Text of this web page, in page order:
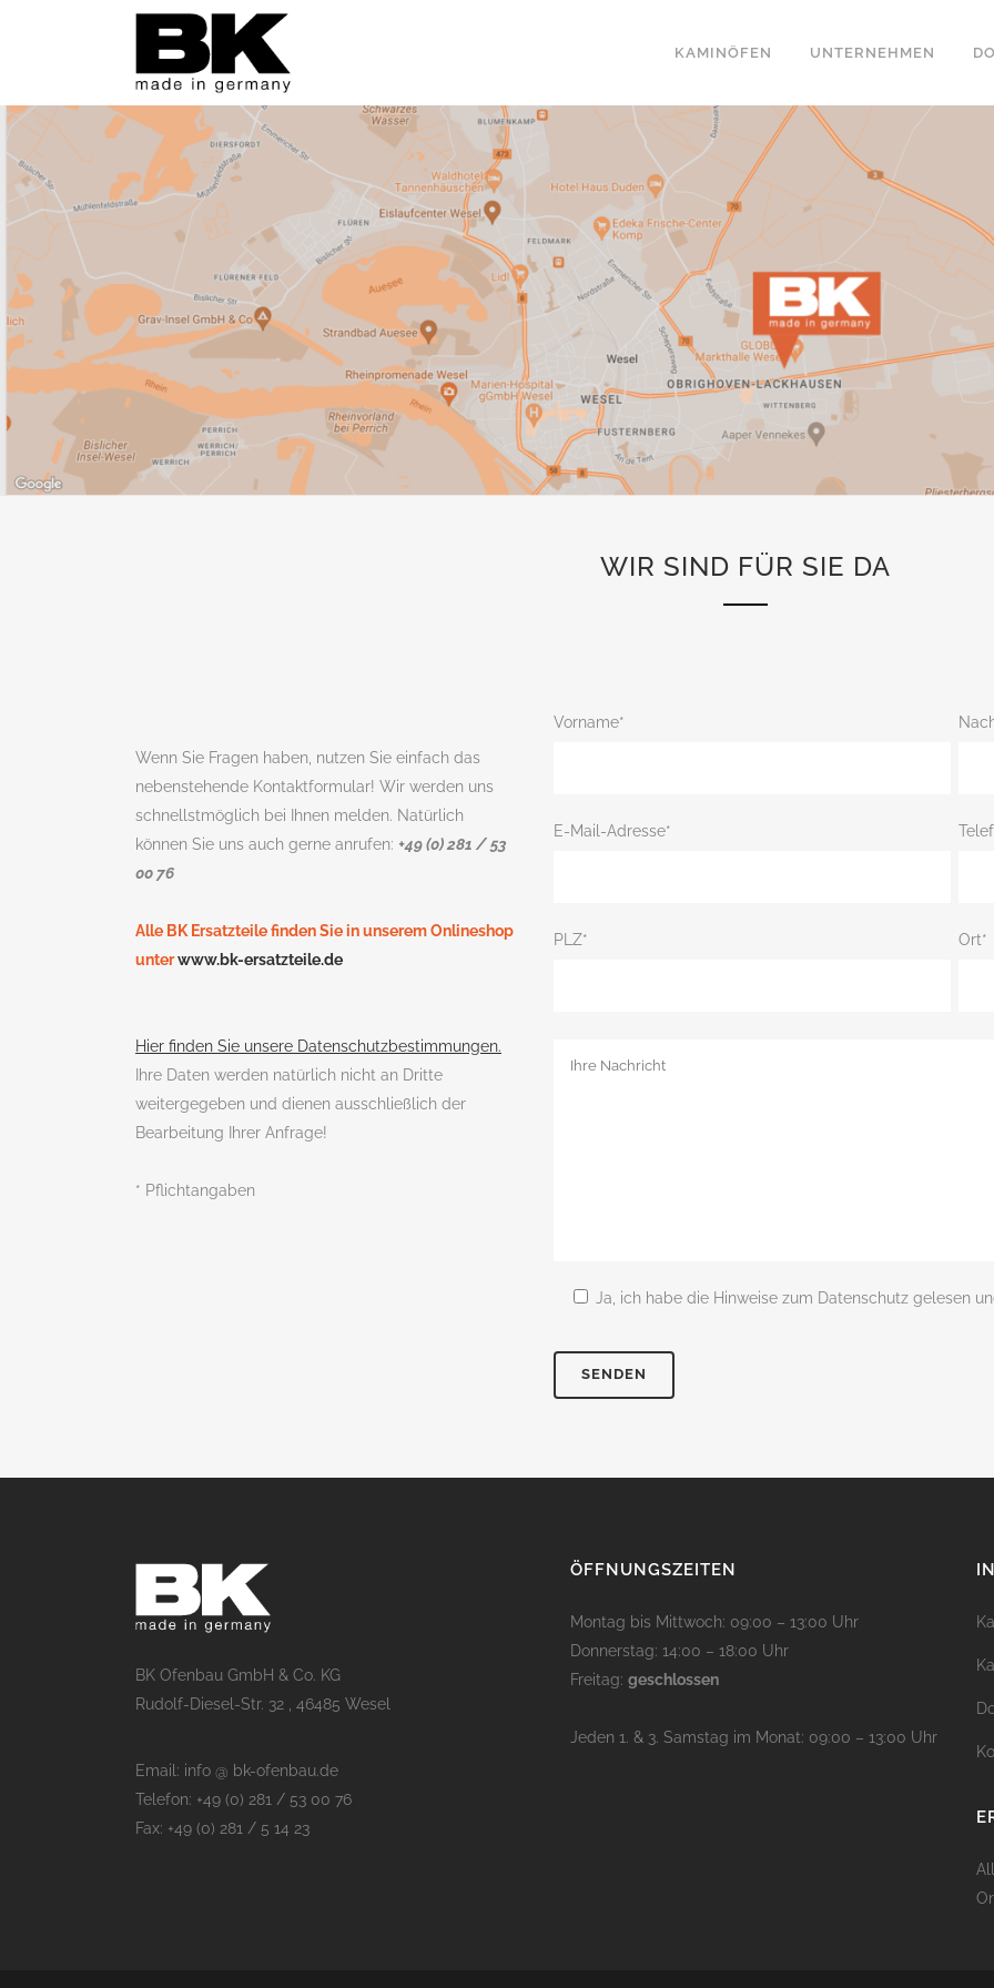
KAMINÖFEN UNTERNEHMEN
WIR SIND FÜR SIE DA
Wenn Sie Fragen haben, nutzen Sie einfach das
nebenstehende Kontaktformular! Wir werden uns
schnellstmöglich bei Ihnen melden. Natürlich
können Sie uns auch gerne anrufen: +49 (0) 281 / 53
00 76
Alle BK Ersatzteile finden Sie in unserem Onlineshop
unterwww.bk-ersatzteile.de
Hier finden Sie unsere Datenschutzbestimmungen.
Ihre Daten werden natürlich nicht an Dritte
weitergegeben und dienen ausschließlich der
Bearbeitung Ihrer Anfrage!
* Pflichtangaben
Vorname*
E-Mail-Adresse*
PLZ* Ort*
Ja, ich habe die Hinweise zum Datenschutz gelesen
BK Ofenbau GmbH & Co. KG
Rudolf-Diesel-Str. 32 , 46485 Wesel
Email: info @ bk-ofenbau.de
Telefon: +49 (0) 281 / 53 00 76
Fax: +49 (0) 281 / 5 14 23
ÖFFNUNGSZEITEN
Montag bis Mittwoch: 09:00 – 13:00 Uhr
Donnerstag: 14:00 – 18:00 Uhr
Freitag: geschlossen
Jeden 1. & 3. Samstag im Monat: 09:00 – 13:00 Uhr